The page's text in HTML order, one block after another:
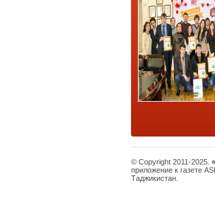
© Copyright 2011-2025.
приложение к газете
Таджикистан.